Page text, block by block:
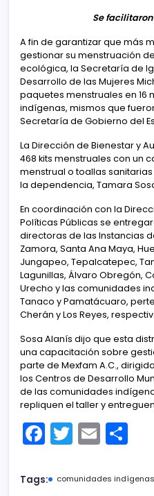
Se
A fin de garantizar que más
gestionar su menstruación
ecológica, la Secretaría de
Desarrollo de las Mujeres
paquetes menstruales en 16
indígenas, mismos que
Secretaría de Gobierno del
La Dirección de Bienestar y
468 kits menstruales con un
menstrual o toallas
la dependencia, Tamara
En coordinación con la
Políticas Públicas se
directoras de las Instancias
Zamora, Santa Ana Maya,
Jungapeo, Tepalcatepec,
Lagunillas, Álvaro Obregón,
Urecho y las comunidades
Tanaco y Pamatácuaro,
Cherán y Los Reyes,
Sosa Alanís dijo que esta
una capacitación sobre
parte de Mexfam A.C.,
los Centros de Desarrollo
de las comunidades
repliquen el taller y
F
a
c
T
w
itt
E
m
ai m
Tags: comunidades indígenas